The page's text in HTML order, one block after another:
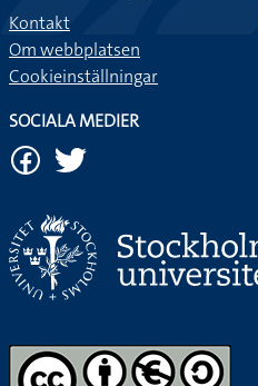
Kontakt
Om webbplatsen
Cookieinställningar
SOCIALA MEDIER